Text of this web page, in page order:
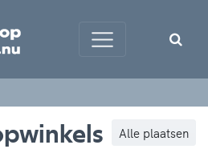
Alle plaatsen